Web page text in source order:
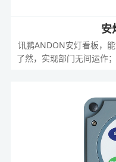
安
讯鹏ANDON安灯看板，
了然，实现部门无间运作